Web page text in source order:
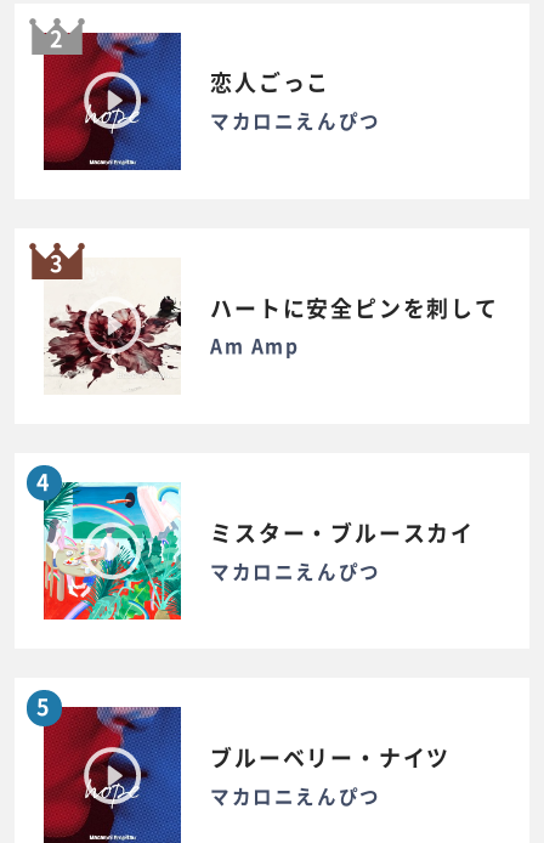
2
恋人ごっこ
マカロニえんぴつ
3
ハートに安全ピンを刺して
Am Amp
4
ミスター・ブルースカイ
マカロニえんぴつ
5
ブルーベリー・ナイツ
マカロニえんぴつ